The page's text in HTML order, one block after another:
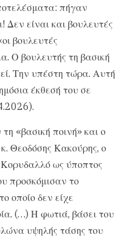
πήγαν
Δεν είναι και βουλευτές
βουλευτές
Ο βουλευτής τη βασική
Την υπέστη τώρα. Αυτή
έκθεσή του σε
«βασική ποινή» και ο
Θεοδόσης Κακούρης, ο
Κορυδαλλό ως ύποπτος
προσκόμισαν το
οποίο δεν είχε
(…) Η φωτιά, βάσει του
υψηλής τάσης του